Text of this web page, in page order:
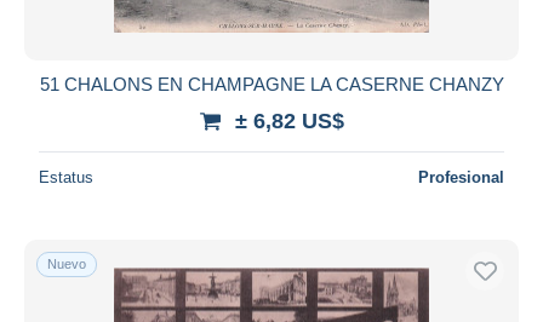
51 CHALONS EN CHAMPAGNE LA CASERNE CHANZY
± 6,82 US$
Estatus Profesional
Nuevo